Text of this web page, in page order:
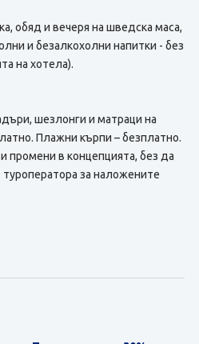
обяд и вечеря на шведска маса,
и безалкохолни напитки - без
на хотела).
шезлонги и матраци на
Плажни кърпи – безплатно.
промени в концепцията, без да
за наложените